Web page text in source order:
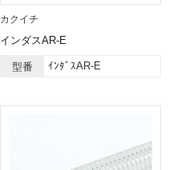
カクイチ
インダスAR-E
型番 ｲﾝﾀﾞｽAR-E